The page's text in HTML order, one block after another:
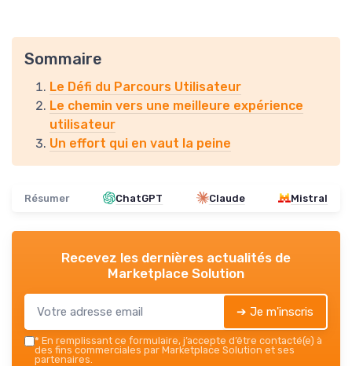
Sommaire
Le Défi du Parcours Utilisateur
Le chemin vers une meilleure expérience
utilisateur
Un effort qui en vaut la peine
Résumer ChatGPT Claude Mistral
Recevez les dernières actualités de
Marketplace Solution
➔ Je m'inscris
* En remplissant ce formulaire, j’accepte d’être contacté(e) à
des fins commerciales par Marketplace Solution et ses
partenaires.